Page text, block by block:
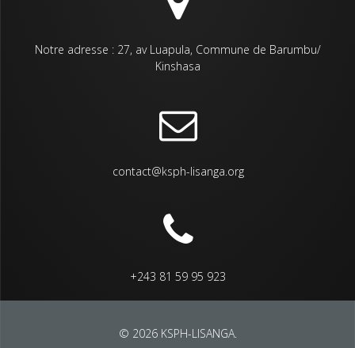
Notre adresse : 27, av Luapula, Commune de Barumbu/
Kinshasa
contact@ksph-lisanga.org
+243 81 59 95 923
© 2026 KSPH-LISANGA.